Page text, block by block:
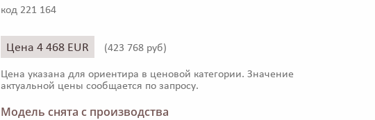
код 221 164
Цена 4 468 EUR (423 768 руб)
Цена указана для ориентира в ценовой категории. Значение
актуальной цены сообщается по запросу.
Модель снята с производства